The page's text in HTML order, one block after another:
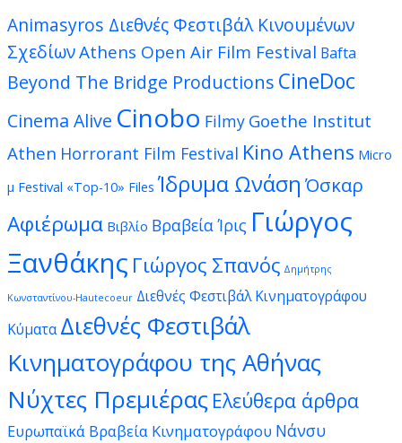
Animasyros Διεθνές Φεστιβάλ Κινουμένων
ΣχεδίωνAthens Open Air Film Festival Bafta
Beyond The Bridge Productions CineDoc
Cinema Alive Cinobo Filmy Goethe Institut
Athen Horrorant Film Festival Kino Athens Micro
μ Festival «Top-10» Files Ίδρυμα Ωνάση Όσκαρ
Αφιέρωμα Βιβλίο Βραβεία Ίρις Γιώργος
Ξανθάκης Γιώργος Σπανός Δημήτρης
Κωνσταντίνου-Hautecoeur Διεθνές Φεστιβάλ Κινηματογράφου
Κύματα Διεθνές Φεστιβάλ
Κινηματογράφου της Αθήνας
Νύχτες Πρεμιέρας Ελεύθερα άρθρα
Ευρωπαϊκά Βραβεία Κινηματογράφου Νάνσυ